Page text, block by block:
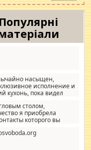
Популярні
насыщен,
исполнение и
кухонь, пока видел
и что главное -
удорожающих
столом,
я приобрела
которого вы